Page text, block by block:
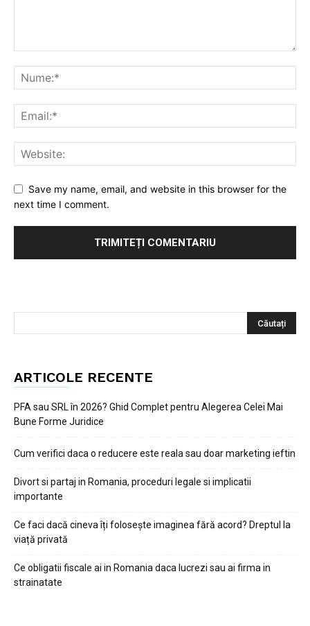
Save my name, email, and website in this browser for the
next time I comment.
ARTICOLE RECENTE
PFA sau SRL în 2026? Ghid Complet pentru Alegerea Celei Mai
Bune Forme Juridice
Cum verifici daca o reducere este reala sau doar marketing ieftin
Divort si partaj in Romania, proceduri legale si implicatii
importante
Ce faci dacă cineva îți folosește imaginea fără acord? Dreptul la
viață privată
Ce obligatii fiscale ai in Romania daca lucrezi sau ai firma in
strainatate